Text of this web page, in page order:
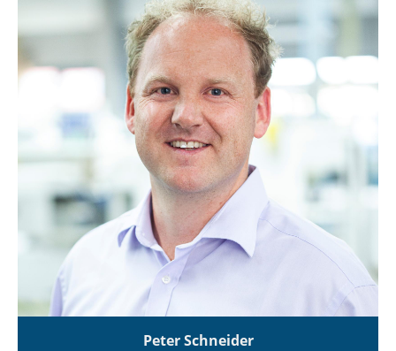
Peter Schneider